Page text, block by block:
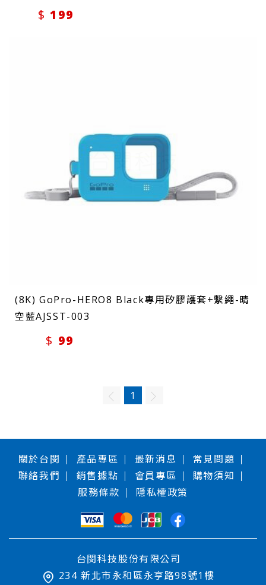
199
(8K) GoPro-HERO8 Black專用矽膠護套+繫繩-晴
空藍AJSST-003
99
1
關於台閔 產品專區 最新消息
常見問題
聯絡我們
銷售據點 會員專區
購物須知
服務條款
隱私權政策
台閔科技股份有限公司
234 新北市永和區永亨路98號1樓